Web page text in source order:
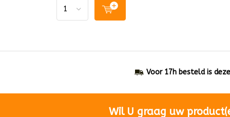
Voor 17h besteld is
Wil U graag uw